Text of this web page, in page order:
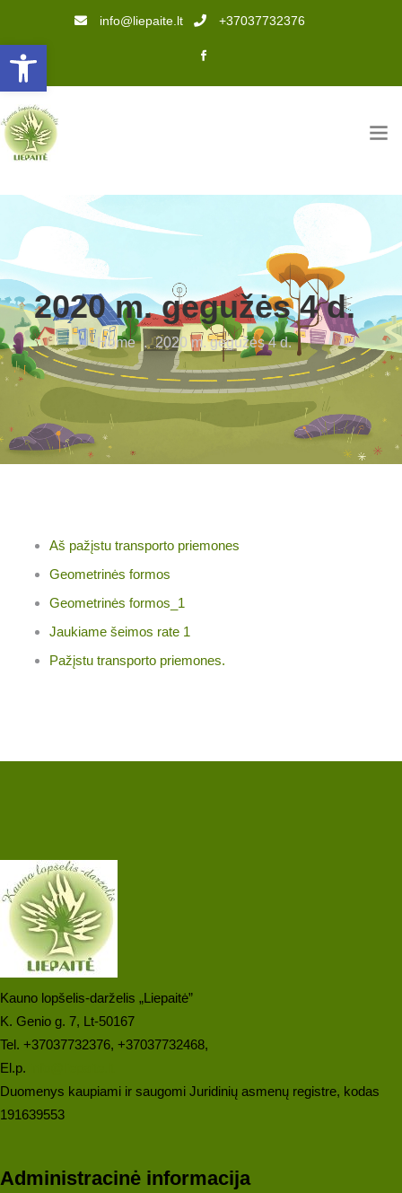
Open toolbar
info@liepaite.lt +37037732376
2020 m. gegužės 4 d.
Home . 2020 m. gegužės 4 d.
Aš pažįstu transporto priemones
Geometrinės formos
Geometrinės formos_1
Jaukiame šeimos rate 1
Pažįstu transporto priemones.
Kauno lopšelis-darželis „Liepaitė”
K. Genio g. 7, Lt-50167
Tel. +37037732376, +37037732468,
El.p.
Duomenys kaupiami ir saugomi Juridinių asmenų registre, kodas
191639553
Administracinė informacija